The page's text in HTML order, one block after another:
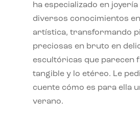
ha especializado en
diversos conocimientos
artística, transformando
preciosas en bruto en
escultóricas que parecen
tangible y lo etéreo. Le
cuente cómo es para ella
verano.